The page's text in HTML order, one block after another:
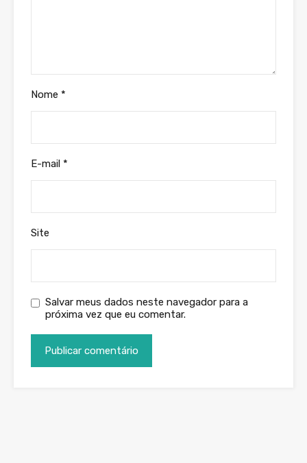
Nome *
E-mail *
Site
Salvar meus dados neste navegador para a
próxima vez que eu comentar.